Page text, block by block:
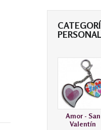
Amor - San
Valentín